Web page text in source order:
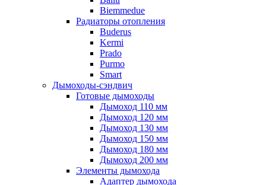
Biemmedue
Радиаторы отопления
Buderus
Kermi
Prado
Purmo
Smart
Дымоходы-сэндвич
Готовые дымоходы
Дымоход 110 мм
Дымоход 120 мм
Дымоход 130 мм
Дымоход 150 мм
Дымоход 180 мм
Дымоход 200 мм
Элементы дымохода
Адаптер дымохода